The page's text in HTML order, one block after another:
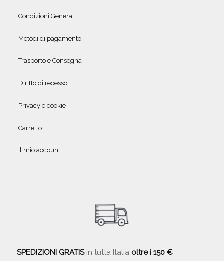
Condizioni Generali
Metodi di pagamento
Trasporto e Consegna
Diritto di recesso
Privacy e cookie
Carrello
Il mio account
SPEDIZIONI GRATISin tutta Italia oltre i 150 €